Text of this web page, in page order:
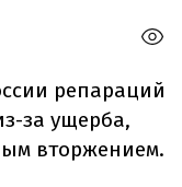
репараций
за ущерба,
вторжением.